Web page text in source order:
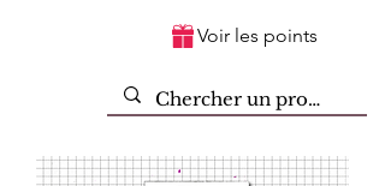
Voir les points